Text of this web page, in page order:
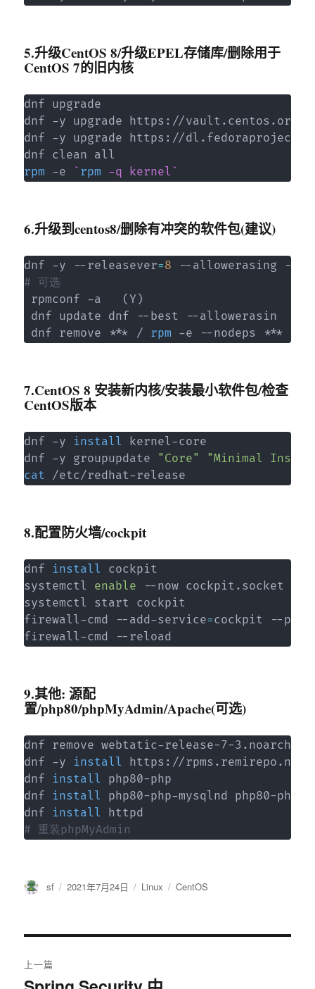
5.升级CentOS 8/升级EPEL存储库/删除用于
CentOS 7的旧内核
dnf upgrade
dnf -y upgrade https://vault.centos.org/
dnf -y upgrade https://
rpm -e ` rpm -q kernel `
6.升级到centos8/删除有冲突的软件包(建议)
dnf -y --releasever=8 --allowerasing --
# 可选
rpmconf -a (Y )
dnf update dnf --best --allowerasin
dnf remove *** / rpm -e --nodeps ***
7.CentOS 8 安装新内核/安装最小软件包/检查
CentOS版本
dnf -y install
kernel-core
dnf -y groupupdate "Core"
"Minimal
cat /etc/redhat-release
8.配置防火墙/cockpit
dnf install
cockpit
systemctl enable --now cockpit.socket
systemctl start cockpit
firewall-cmd --add-service=cockpit --
firewall-cmd --reload
9.其他: 源配
置/php80/phpMyAdmin/Apache(可选)
dnf remove webtatic-release-7-3.noarch
dnf -y install
https://
dnf install
php80-php
dnf install
php80-php-mysqlnd php80-
dnf install
# 重装phpMyAdmin
作
sf
发
2021年7月24日
分
Linux
标
CentOS
章
上一篇
上